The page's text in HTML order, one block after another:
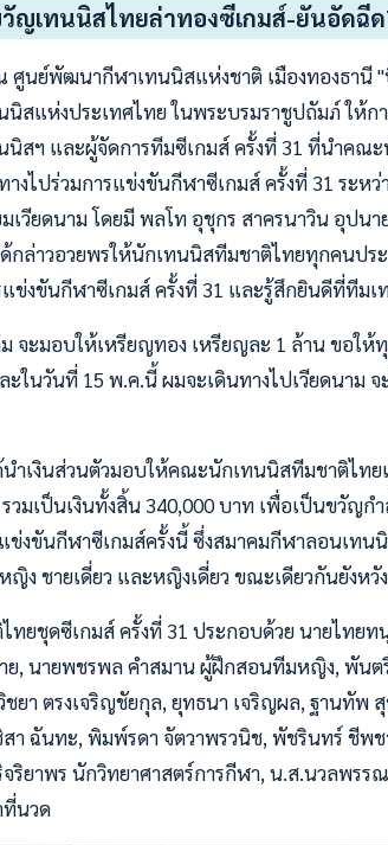
ญเทนนิสไทยล่าทองซีเกมส์-ยันอัดฉี
ศูนย์พัฒนากีฬาเทนนิสแห่งชาติ เมืองทองธานี
สแห่งประเทศไทย ในพระบรมราชูปถัมภ์ ให้ก
สฯ และผู้จัดการทีมซีเกมส์ ครั้งที่ 31 ที่นำคณ
งไปร่วมการแข่งขันกีฬาซีเกมส์ ครั้งที่ 31 ระห
เวียดนาม โดยมี พลโท อุชุกร สาครนาวิน อุปน
กล่าวอวยพรให้นักเทนนิสทีมชาติไทยทุกคนปร
แข่งขันกีฬาซีเกมส์ ครั้งที่ 31 และรู้สึกยินดีที่ทีม
จะมอบให้เหรียญทอง เหรียญละ 1 ล้าน ขอใ
ในวันที่ 15 พ.ค.นี้ ผมจะเดินทางไปเวียดนาม
ำเงินส่วนตัวมอบให้คณะนักเทนนิสทีมชาติไท
วมเป็นเงินทั้งสิ้น 340,000 บาท เพื่อเป็นขวัญก
ข่งขันกีฬาซีเกมส์ครั้งนี้ ซึ่งสมาคมกีฬาลอนเทน
ง ชายเดี่ยว และหญิงเดี่ยว ขณะเดียวกันยังหวั
ยชุดซีเกมส์ ครั้งที่ 31 ประกอบด้วย นายไทยท
, นายพชรพล คำสมาน ผู้ฝึกสอนทีมหญิง, พันต
ชยา ตรงเจริญชัยกุล, ยุทธนา เจริญผล, ฐานทั
า ฉันทะ, พิมพ์รดา จัตวาพรวนิช, พัชรินทร์ ชีพ
จริยาพร นักวิทยาศาสตร์การกีฬา, น.ส.นวลพ
ที่นวด